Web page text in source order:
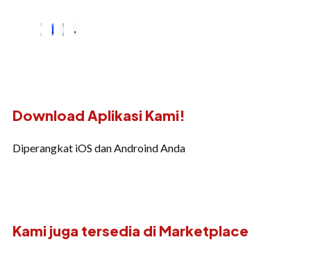
Download Aplikasi Kami!
Diperangkat iOS dan Androind Anda
Kami juga tersedia di Marketplace